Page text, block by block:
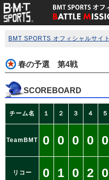
BMT SPORTS オフィシャルサイト
春の予選 第4戦
SCOREBOARD
チーム名 １ ２ ３ ４ ５
TeamBMT 0 0 0 0 0
リコー 0 1 0 2 0